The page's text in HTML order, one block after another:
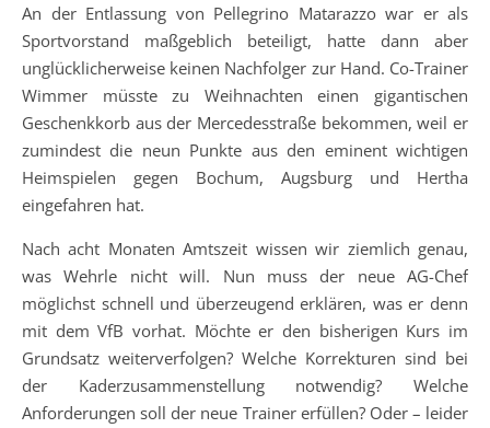
An der Entlassung von Pellegrino Matarazzo war er als
Sportvorstand maßgeblich beteiligt, hatte dann aber
unglücklicherweise keinen Nachfolger zur Hand. Co-Trainer
Wimmer müsste zu Weihnachten einen gigantischen
Geschenkkorb aus der Mercedesstraße bekommen, weil er
zumindest die neun Punkte aus den eminent wichtigen
Heimspielen gegen Bochum, Augsburg und Hertha
eingefahren hat.
Nach acht Monaten Amtszeit wissen wir ziemlich genau,
was Wehrle nicht will. Nun muss der neue AG-Chef
möglichst schnell und überzeugend erklären, was er denn
mit dem VfB vorhat. Möchte er den bisherigen Kurs im
Grundsatz weiterverfolgen? Welche Korrekturen sind bei
der Kaderzusammenstellung notwendig? Welche
Anforderungen soll der neue Trainer erfüllen? Oder – leider